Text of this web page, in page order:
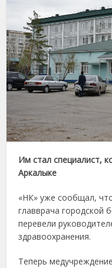
Им стал специалист,
Аркалыке
«НК» уже сообщал,
главврача городской
перевели
здравоохранения.
Теперь